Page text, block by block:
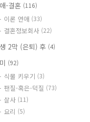
-결혼 (116)
이론 연애 (33)
결혼정보회사 (22)
2막 (은퇴) 후 (4)
(92)
식물 키우기 (3)
팬질-혹은-덕질 (73)
살사 (11)
요리 (5)